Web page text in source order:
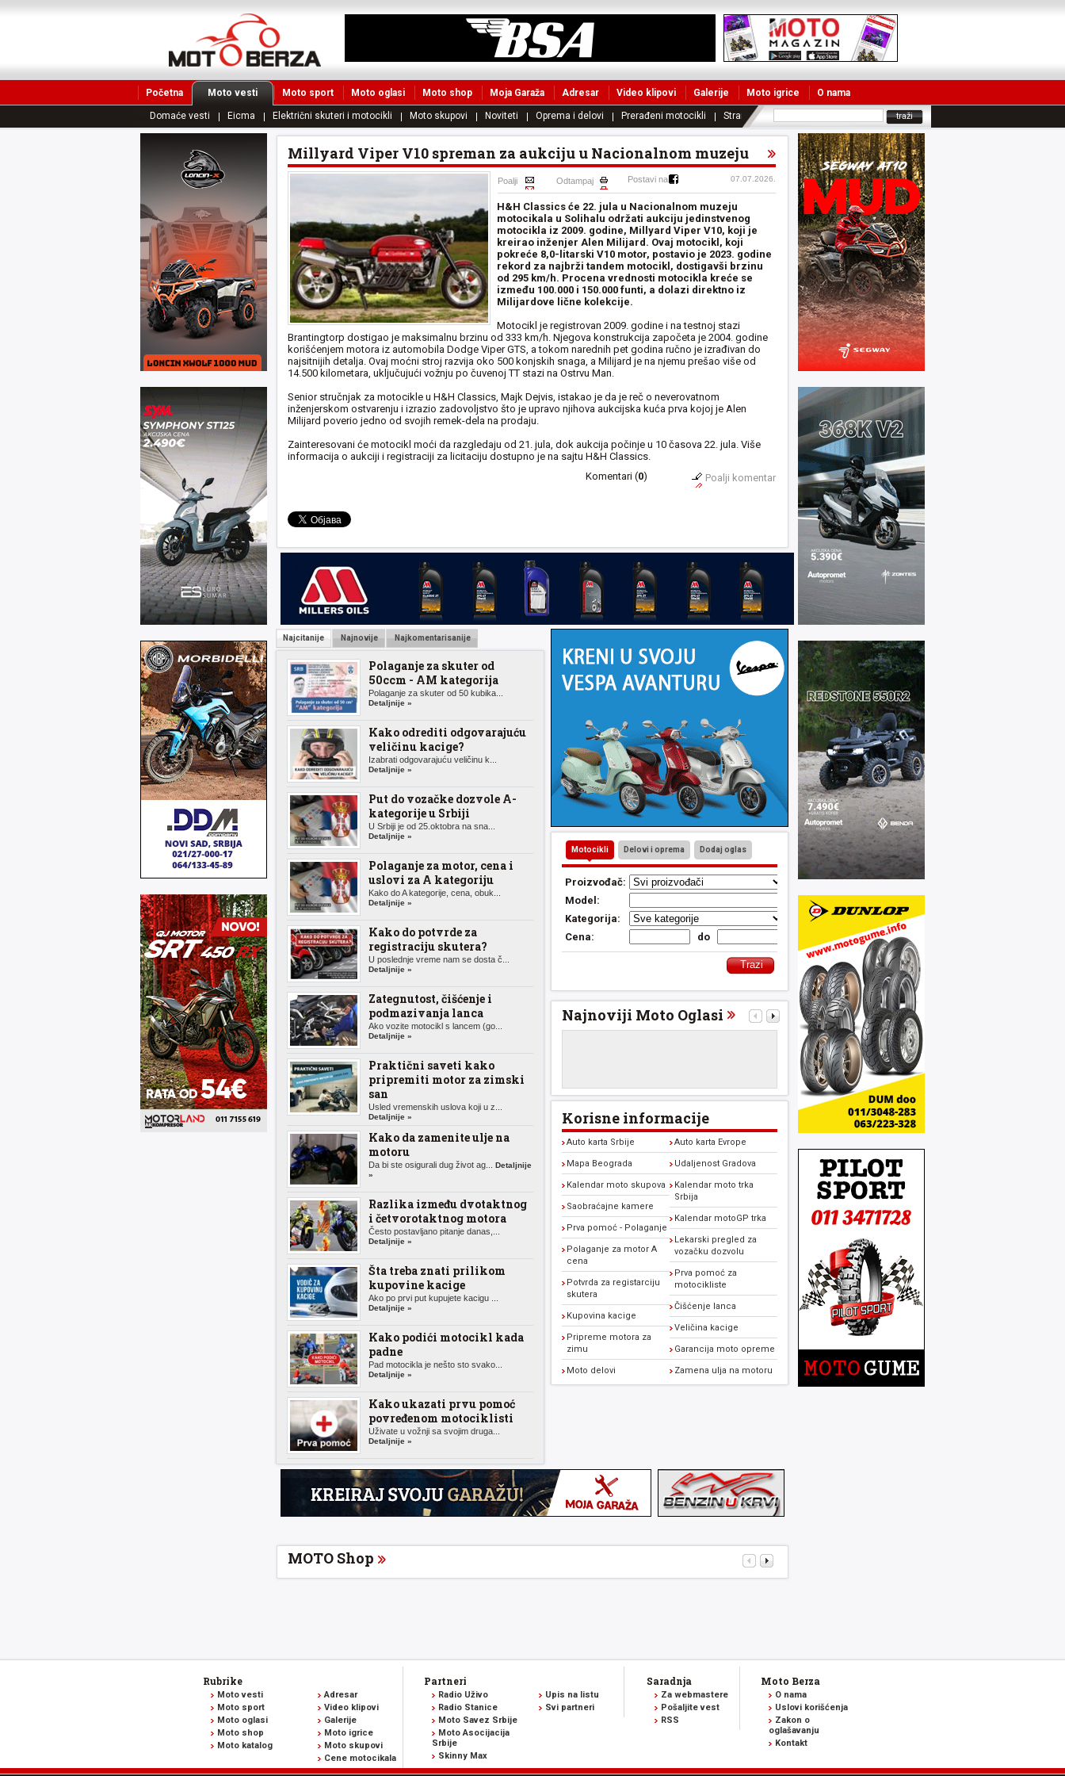
Početna Moto vesti Moto sport Moto oglasi Moto shop Moja Garaža Adresar Video klipovi Galerije Moto igrice O nama
Domaće vesti Eicma Električni skuteri i motocikli Moto skupovi Noviteti Oprema i delovi Prerađeni motocikli Strane vesti
Millyard Viper V10 spreman za aukciju u Nacionalnom muzeju
Poalji Odtampaj Postavi na 07.07.2026.
H&H Classics će 22. jula u Nacionalnom muzeju
motocikala u Solihalu održati aukciju jedinstvenog
motocikla iz 2009. godine, Millyard Viper V10, koji je
kreirao inženjer Alen Milijard. Ovaj motocikl, koji
pokreće 8,0-litarski V10 motor, postavio je 2023. godine
rekord za najbrži tandem motocikl, dostigavši brzinu
od 295 km/h. Procena vrednosti motocikla kreće se
između 100.000 i 150.000 funti, a dolazi direktno iz
Milijardove lične kolekcije.
Motocikl je registrovan 2009. godine i na testnoj stazi
Brantingtorp dostigao je maksimalnu brzinu od 333 km/h. Njegova konstrukcija započeta je 2004. godine
korišćenjem motora iz automobila Dodge Viper GTS, a tokom narednih pet godina ručno je izrađivan do
najsitnijih detalja. Ovaj moćni stroj razvija oko 500 konjskih snaga, a Milijard je na njemu prešao više od
14.500 kilometara, uključujući vožnju po čuvenoj TT stazi na Ostrvu Man.
Senior stručnjak za motocikle u H&H Classics, Majk Dejvis, istakao je da je reč o neverovatnom
inženjerskom ostvarenju i izrazio zadovoljstvo što je upravo njihova aukcijska kuća prva kojoj je Alen
Milijard poverio jedno od svojih remek-dela na prodaju.
Zainteresovani će motocikl moći da razgledaju od 21. jula, dok aukcija počinje u 10 časova 22. jula. Više
informacija o aukciji i registraciji za licitaciju dostupno je na sajtu H&H Classics.
Komentari (0) Poalji komentar
Najcitanije Najnovije Najkomentarisanije
Polaganje za skuter od
50ccm - AM kategorija
Polaganje za skuter od 50 kubika...
Detaljnije »
Kako odrediti odgovarajuću
veličinu kacige?
Izabrati odgovarajuću veličinu k...
Detaljnije »
Put do vozačke dozvole A-
kategorije u Srbiji
U Srbiji je od 25.oktobra na sna...
Detaljnije »
Polaganje za motor, cena i
uslovi za A kategoriju
Kako do A kategorije, cena, obuk...
Detaljnije »
Kako do potvrde za
registraciju skutera?
U poslednje vreme nam se dosta č...
Detaljnije »
Zategnutost, čišćenje i
podmazivanja lanca
Ako vozite motocikl s lancem (go...
Detaljnije »
Praktični saveti kako
pripremiti motor za zimski
san
Usled vremenskih uslova koji u z...
Detaljnije »
Kako da zamenite ulje na
motoru
Da bi ste osigurali dug život ag... Detaljnije
»
Razlika između dvotaktnog
i četvorotaktnog motora
Često postavljano pitanje danas,...
Detaljnije »
Šta treba znati prilikom
kupovine kacige
Ako po prvi put kupujete kacigu ...
Detaljnije »
Kako podići motocikl kada
padne
Pad motocikla je nešto sto svako...
Detaljnije »
Kako ukazati prvu pomoć
povređenom motociklisti
Uživate u vožnji sa svojim druga...
Detaljnije »
Motocikli Delovi i oprema Dodaj oglas
Proizvođač:
Model:
Kategorija:
Cena:
do
Najnoviji Moto Oglasi
Korisne informacije
Auto karta Srbije
Mapa Beograda
Kalendar moto skupova
Saobraćajne kamere
Prva pomoć - Polaganje
Polaganje za motor A
cena
Potvrda za registarciju
skutera
Kupovina kacige
Pripreme motora za
zimu
Moto delovi
Auto karta Evrope
Udaljenost Gradova
Kalendar moto trka
Srbija
Kalendar motoGP trka
Lekarski pregled za
vozačku dozvolu
Prva pomoć za
motocikliste
Čišćenje lanca
Veličina kacige
Garancija moto opreme
Zamena ulja na motoru
MOTO Shop
Rubrike
Moto vesti
Moto sport
Moto oglasi
Moto shop
Moto katalog
Adresar
Video klipovi
Galerije
Moto igrice
Moto skupovi
Cene motocikala
Partneri
Radio Uživo
Radio Stanice
Moto Savez Srbije
Moto Asocijacija
Srbije
Skinny Max
Upis na listu
Svi partneri
Saradnja
Za webmastere
Pošaljite vest
RSS
Moto Berza
O nama
Uslovi korišćenja
Zakon o
oglašavanju
Kontakt